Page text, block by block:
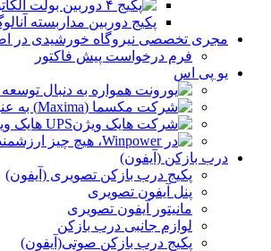
پکیج دوربین مداربسته
مجری تخصصی نیروگاه خورشیدی در
فرم درخواست پیش فاکتور
یو پی اس
UPS هایک ویژن
درب بازکن (آیفون)
پکیج درب بازکن تصویری (آیفون)
پنل آیفون تصویری
مانیتور آیفون تصویری
لوازم جانبی درب بازکن
پکیج درب بازکن صوتی(آیفون)